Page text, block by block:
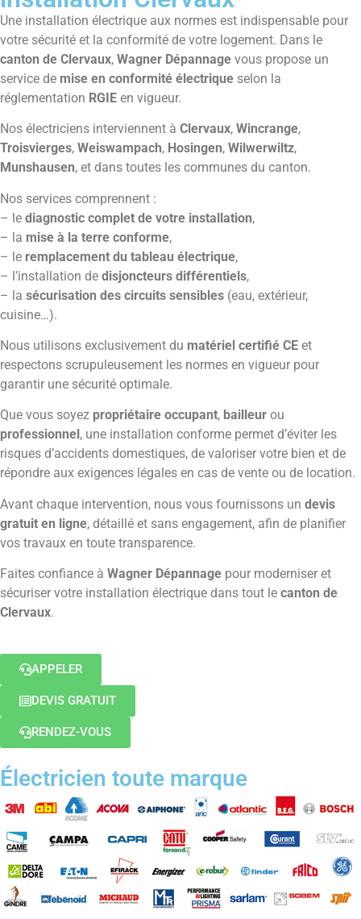
Une installation électrique aux normes est indispensable pour
votre sécurité et la conformité de votre logement. Dans le
canton de Clervaux, Wagner Dépannage vous propose un
service de mise en conformité électrique selon la
réglementation RGIE en vigueur.
Nos électriciens interviennent à Clervaux, Wincrange,
Troisvierges, Weiswampach, Hosingen, Wilwerwiltz,
Munshausen, et dans toutes les communes du canton.
Nos services comprennent :
– le diagnostic complet de votre installation,
– la mise à la terre conforme,
– le remplacement du tableau électrique,
– l’installation de disjoncteurs différentiels,
– la sécurisation des circuits sensibles (eau, extérieur,
cuisine…).
Nous utilisons exclusivement du matériel certifié CE et
respectons scrupuleusement les normes en vigueur pour
garantir une sécurité optimale.
Que vous soyez propriétaire occupant, bailleur ou
professionnel , une installation conforme permet d’éviter les
risques d’accidents domestiques, de valoriser votre bien et de
répondre aux exigences légales en cas de vente ou de location.
Avant chaque intervention, nous vous fournissons un devis
gratuit en ligne, détaillé et sans engagement, afin de planifier
vos travaux en toute transparence.
Faites confiance à Wagner Dépannage pour moderniser et
sécuriser votre installation électrique dans tout le canton de
Clervaux.
APPELER
DEVIS GRATUIT
RENDEZ-VOUS
Électricien toute marque